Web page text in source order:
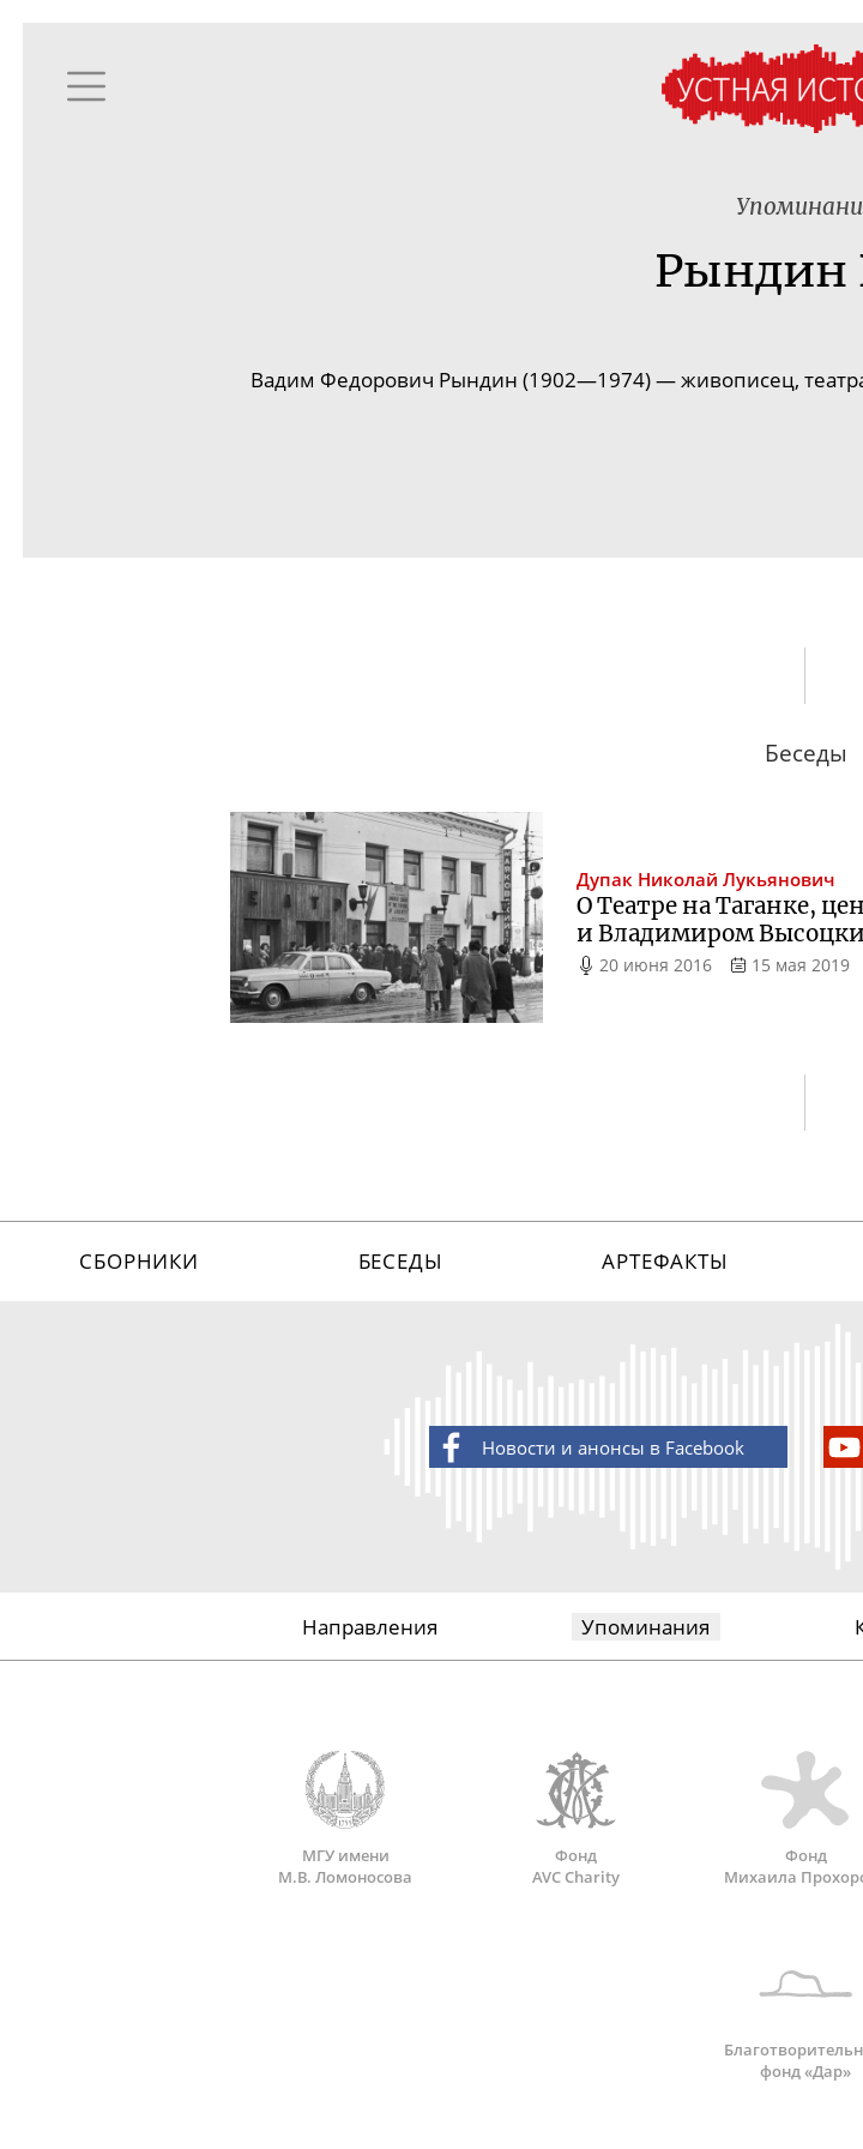
Рындин
Вадим Федорович Рындин (1902—1974) — живописец,
Беседы
Дупак Николай Лукьянович
О Театре на Таганке,
и Владимиром
20 июня 2016 15 мая 2019
СБОРНИКИ БЕСЕДЫ АРТЕФАКТЫ
Новости и анонсы в Facebook
Направления Упоминания
МГУ имени
М.В. Ломоносова
Фонд
AVC Charity
Фонд
Михаила
фонд «Дар»